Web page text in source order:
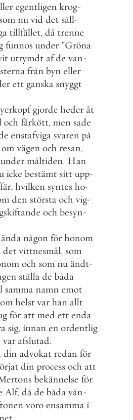
egentligen krog-
som nu vid det säll-
tillfället, då trenne
funnos under ”Gröna
utrymdt af de van-
från byn eller
ett ganska snyggt
gjorde heder åt
och fårkött, men sade
enstafviga svaren på
om vägen och resan,
under måltiden. Han
icke bestämt sitt upp-
, hvilken syntes ho-
den största och vig-
och besyn-
någon för honom
det vittnesmål, som
och som nu ändt-
ställa de båda
samma namn emot
helst var han allt
för att med ett enda
sig, innan en ordentlig
var afslutad.
din advokat redan för
din process och att
bekännelse för
Alf, då de båda vän-
voro ensamma i